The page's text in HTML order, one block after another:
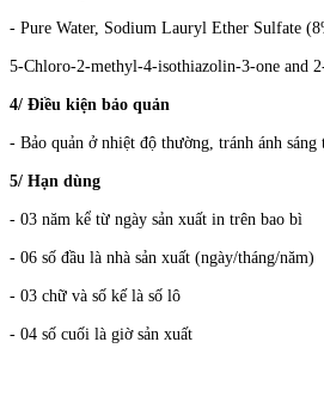
- Pure Water, Sodium Lauryl Ether Sulfate
5-Chloro-2-methyl-4-isothiazolin-3-one and
4/ Điều kiện bảo quản
- Bảo quản ở nhiệt độ thường, tránh ánh sáng
5/ Hạn dùng
- 03 năm kể từ ngày sản xuất in trên bao bì
- 06 số đầu là nhà sản xuất (ngày/tháng/năm)
- 03 chữ và số kế là số lô
- 04 số cuối là giờ sản xuất